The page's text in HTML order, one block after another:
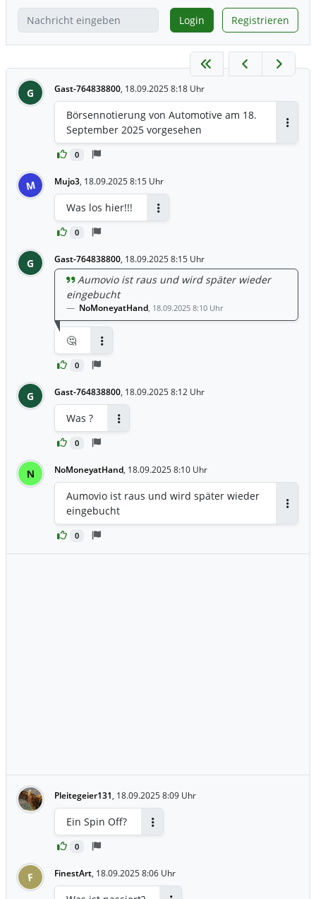
Login Registrieren
G Gast-764838800, 18.09.2025 8:18 Uhr
0
Börsennotierung von Automotive am 18.
September 2025 vorgesehen
M Mujo3, 18.09.2025 8:15 Uhr
0
Was los hier!!!
G Gast-764838800, 18.09.2025 8:15 Uhr
0
Aumovio ist raus und wird später wieder
eingebucht
NoMoneyatHand, 18.09.2025 8:10 Uhr
🤔
G Gast-764838800, 18.09.2025 8:12 Uhr
0
Was ?
N NoMoneyatHand, 18.09.2025 8:10 Uhr
0
Aumovio ist raus und wird später wieder
eingebucht
Pleitegeier131, 18.09.2025 8:09 Uhr
0
Ein Spin Off?
F FinestArt, 18.09.2025 8:06 Uhr